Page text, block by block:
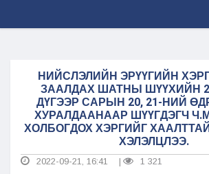
НИЙСЛЭЛИЙН ЭРҮҮГИЙН
ЗААЛДАХ ШАТНЫ ШҮҮХИЙН
ДҮГЭЭР САРЫН 20, 21-НИЙ
ХУРАЛДААНААР ШҮҮГДЭГЧ
ХОЛБОГДОХ ХЭРГИЙГ
ХЭЛЭЛЦЛЭЭ.
2022-09-21, 16:41 | 1 321